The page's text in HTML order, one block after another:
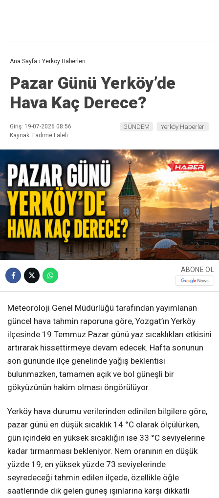
Ana Sayfa › Yerköy Haberleri
Pazar Günü Yerköy’de
Hava Kaç Derece?
Giriş: 19-07-2026 08:56
Kaynak: Fadime Laleli
GÜNDEM Yerköy Haberleri
ABONE OL
Meteoroloji Genel Müdürlüğü tarafından yayımlanan
güncel hava tahmin raporuna göre, Yozgat’ın Yerköy
ilçesinde 19 Temmuz Pazar günü yaz sıcaklıkları etkisini
artırarak hissettirmeye devam edecek. Hafta sonunun
son gününde ilçe genelinde yağış beklentisi
bulunmazken, tamamen açık ve bol güneşli bir
gökyüzünün hakim olması öngörülüyor.
Yerköy hava durumu verilerinden edinilen bilgilere göre,
pazar günü en düşük sıcaklık 14 °C olarak ölçülürken,
gün içindeki en yüksek sıcaklığın ise 33 °C seviyelerine
kadar tırmanması bekleniyor. Nem oranının en düşük
yüzde 19, en yüksek yüzde 73 seviyelerinde
seyredeceği tahmin edilen ilçede, özellikle öğle
saatlerinde dik gelen güneş ışınlarına karşı dikkatli